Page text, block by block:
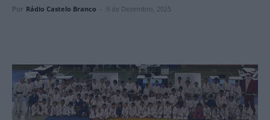
Por Rádio Castelo Branco - 9 de Dezembro, 2025